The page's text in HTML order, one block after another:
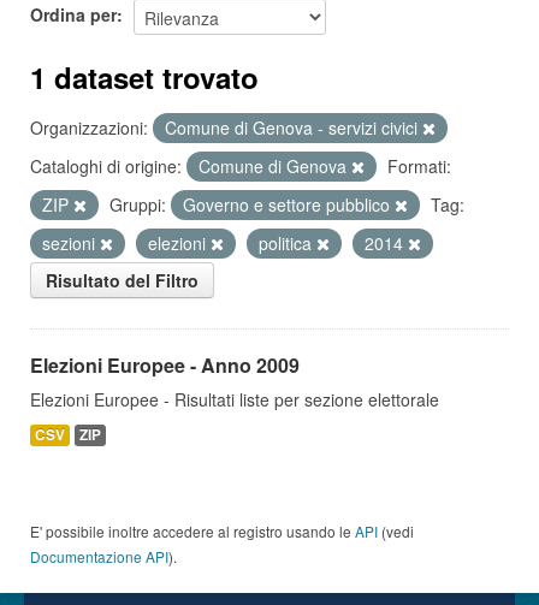
Ordina per
1 dataset trovato
Organizzazioni:
Comune di Genova - servizi civici
Cataloghi di origine:
Comune di Genova
Formati:
ZIP
Gruppi: Governo e settore pubblico
Tag:
sezioni
elezioni politica
2014
Risultato del Filtro
Elezioni Europee - Anno 2009
Elezioni Europee - Risultati liste per sezione elettorale
CSV ZIP
E' possibile inoltre accedere al registro usando le API (vedi
Documentazione API).